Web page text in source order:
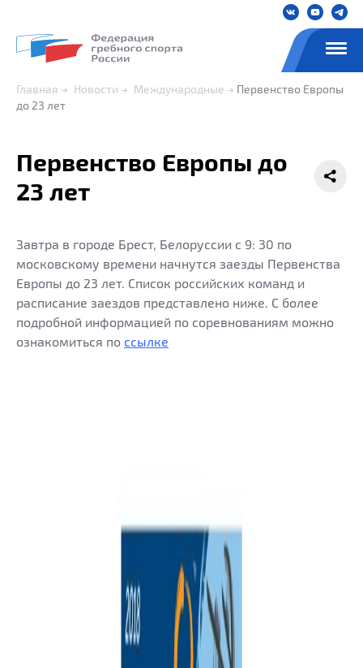
Главная Новости Международные
Первенство Европы
до 23 лет
Первенство Европы до
23 лет
Завтра в городе Брест, Белоруссии с 9: 30 по
московскому времени начнутся заезды Первенства
Европы до 23 лет. Список российских команд и
расписание заездов представлено ниже. С более
подробной информацией по соревнованиям можно
ознакомиться по ссылке